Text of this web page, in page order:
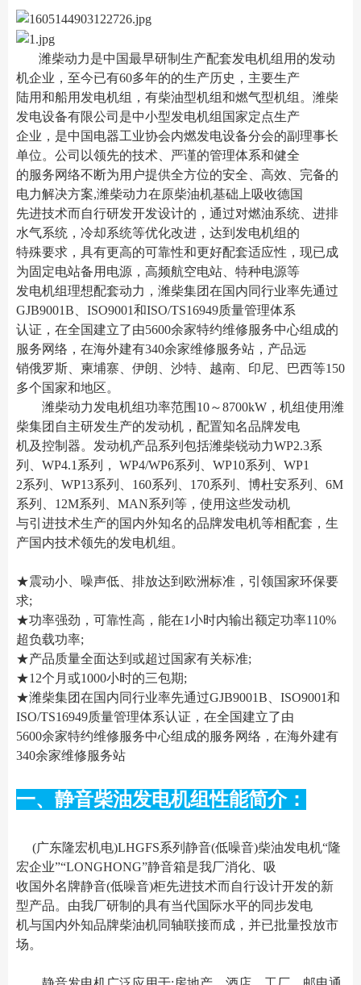
潍柴动力是中国最早研制生产配套发电机组用的发动
机企业，至今已有60多年的的生产历史，主要生产
陆用和船用发电机组，有柴油型机组和燃气型机组。潍柴
发电设备有限公司是中小型发电机组国家定点生产
企业，是中国电器工业协会内燃发电设备分会的副理事长
单位。公司以领先的技术、严谨的管理体系和健全
的服务网络不断为用户提供全方位的安全、高效、完备的
电力解决方案,潍柴动力在原柴油机基础上吸收德国
先进技术而自行研发开发设计的，通过对燃油系统、进排
水气系统，冷却系统等优化改进，达到发电机组的
特殊要求，具有更高的可靠性和更好配套适应性，现已成
为固定电站备用电源，高频航空电站、特种电源等
发电机组理想配套动力，潍柴集团在国内同行业率先通过
GJB9001B、ISO9001和ISO/TS16949质量管理体系
认证，在全国建立了由5600余家特约维修服务中心组成的
服务网络，在海外建有340余家维修服务站，产品远
销俄罗斯、柬埔寨、伊朗、沙特、越南、印尼、巴西等150
多个国家和地区。
潍柴动力发电机组功率范围10～8700kW，机组使用潍
柴集团自主研发生产的发动机，配置知名品牌发电
机及控制器。发动机产品系列包括潍柴锐动力WP2.3系
列、WP4.1系列， WP4/WP6系列、WP10系列、WP1
2系列、WP13系列、160系列、170系列、博杜安系列、6M
系列、12M系列、MAN系列等，使用这些发动机
与引进技术生产的国内外知名的品牌发电机等相配套，生
产国内技术领先的发电机组。
★震动小、噪声低、排放达到欧洲标准，引领国家环保要
求;
★功率强劲，可靠性高，能在1小时内输出额定功率110%
超负载功率;
★产品质量全面达到或超过国家有关标准;
★12个月或1000小时的三包期;
★潍柴集团在国内同行业率先通过GJB9001B、ISO9001和
ISO/TS16949质量管理体系认证，在全国建立了由
5600余家特约维修服务中心组成的服务网络，在海外建有
340余家维修服务站
一、静音柴油发电机组性能简介：
(广东隆宏机电)LHGFS系列静音(低噪音)柴油发电机“隆
宏企业”“LONGHONG”静音箱是我厂消化、吸
收国外名牌静音(低噪音)柜先进技术而自行设计开发的新
型产品。由我厂研制的具有当代国际水平的同步发电
机与国内外知品牌柴油机同轴联接而成，并已批量投放市
场。